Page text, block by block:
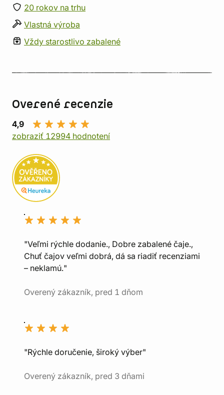
20 rokov na trhu
Vlastná výroba
Vždy starostlivo zabalené
Overené recenzie
4,9
zobraziť 12994 hodnotení
"Veľmi rýchle dodanie., Dobre zabalené čaje.,
Chuť čajov veľmi dobrá, dá sa riadiť recenziami
– neklamú."
Overený zákazník, pred 1 dňom
"Rýchle doručenie, široký výber"
Overený zákazník, pred 3 dňami